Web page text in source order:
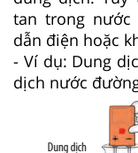
tan trong
dẫn điện hoặc
- Ví dụ: Dung
dịch nước